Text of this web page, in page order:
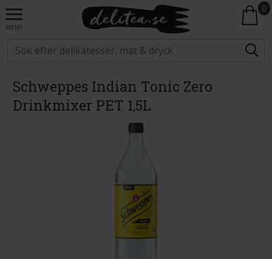
MENY
0
Schweppes Indian Tonic Zero
Drinkmixer PET 1,5L